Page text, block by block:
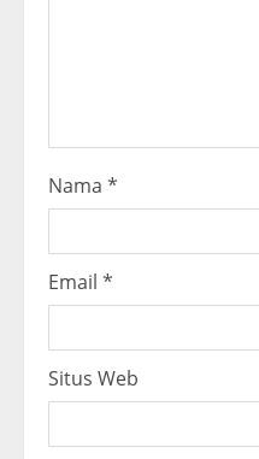
Nama *
Email *
Situs Web